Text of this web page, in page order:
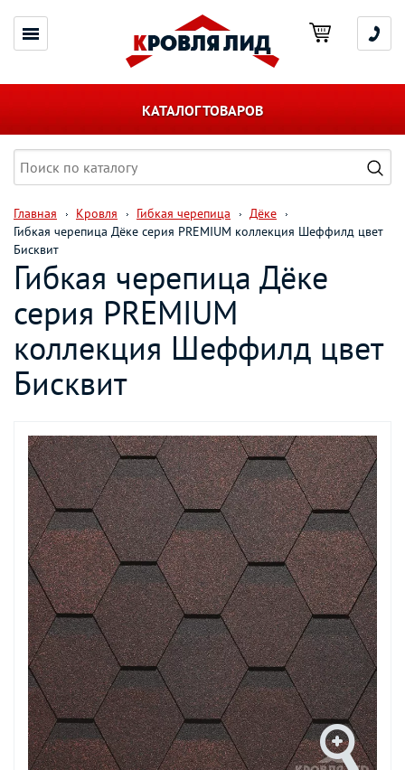
КАТАЛОГ ТОВАРОВ
Главная Кровля Гибкая черепица
Дёке
Гибкая черепица Дёке серия PREMIUM коллекция Шеффилд цвет
Бисквит
Гибкая черепица Дёке
серия PREMIUM
коллекция Шеффилд цвет
Бисквит